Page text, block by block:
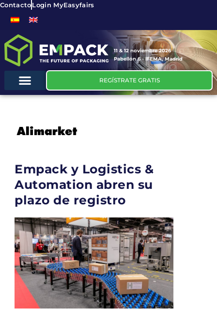
ContactoLogin MyEasyfairs
11 & 12 noviembre 2026
Pabellón 6 - IFEMA, Madrid
REGÍSTRATE GRATIS
Empack y Logistics &
Automation abren su
plazo de registro